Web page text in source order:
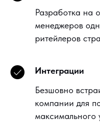
Разработка на
менеджеров
ритейлеров
Интеграции
Безшовно
компании для
максимального